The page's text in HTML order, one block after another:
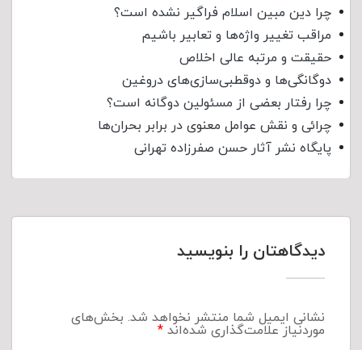
چرا دین مبین اسلام فراگیر نشده است؟
مراقب تغییر واژه‌ها و تعابیر باشیم
حقیقت و مرتبه عالی اخلاص
دوگانگی‌ها و دوقطبی‌سازی‌های دروغین
چرا رفتار بعضی از مسئولین دوگانه است؟
چرائی و نقش عوامل معنوی در برابر بحران‌ها
پایگاه نشر آثار حسن صفرزاده تهرانی
دیدگاهتان را بنویسید
نشانی ایمیل شما منتشر نخواهد شد. بخش‌های
موردنیاز علامت‌گذاری شده‌اند*